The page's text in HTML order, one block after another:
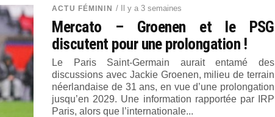
ACTU FÉMININ / Il y a 3 semaines
Mercato – Groenen et le PSG
discutent pour une prolongation !
Le Paris Saint-Germain aurait entamé des
discussions avec Jackie Groenen, milieu de terrain
néerlandaise de 31 ans, en vue d’une prolongation
jusqu’en 2029. Une information rapportée par IRP
Paris, alors que l’internationale...